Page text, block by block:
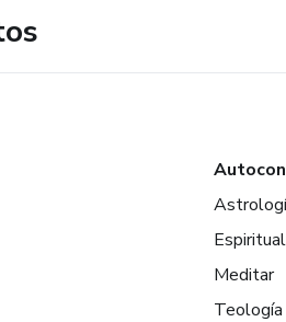
Meditar
Teología